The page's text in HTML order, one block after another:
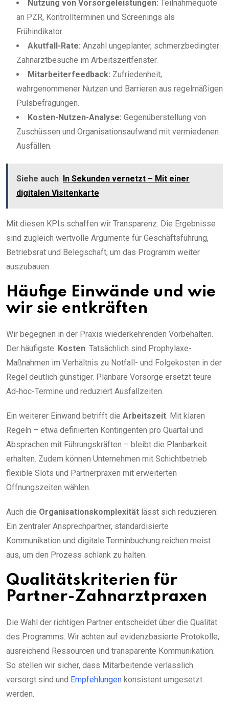
Nutzung von Vorsorgeleistungen: Teilnahmequote
an PZR, Kontrollterminen und Screenings als
Frühindikator.
Akutfall-Rate: Anzahl ungeplanter, schmerzbedingter
Zahnarztbesuche im Arbeitszeitfenster.
Mitarbeiterfeedback: Zufriedenheit,
wahrgenommener Nutzen und Barrieren aus regelmäßigen
Pulsbefragungen.
Kosten-Nutzen-Analyse: Gegenüberstellung von
Zuschüssen und Organisationsaufwand mit vermiedenen
Ausfällen.
Siehe auch
In Sekunden vernetzt – Mit einer
digitalen Visitenkarte
Mit diesen KPIs schaffen wir Transparenz. Die Ergebnisse
sind zugleich wertvolle Argumente für Geschäftsführung,
Betriebsrat und Belegschaft, um das Programm weiter
auszubauen.
Häufige Einwände und wie
wir sie entkräften
Wir begegnen in der Praxis wiederkehrenden Vorbehalten.
Der häufigste: Kosten. Tatsächlich sind Prophylaxe-
Maßnahmen im Verhältnis zu Notfall- und Folgekosten in der
Regel deutlich günstiger. Planbare Vorsorge ersetzt teure
Ad-hoc-Termine und reduziert Ausfallzeiten.
Ein weiterer Einwand betrifft die Arbeitszeit. Mit klaren
Regeln – etwa definierten Kontingenten pro Quartal und
Absprachen mit Führungskräften – bleibt die Planbarkeit
erhalten. Zudem können Unternehmen mit Schichtbetrieb
flexible Slots und Partnerpraxen mit erweiterten
Öffnungszeiten wählen.
Auch die Organisationskomplexität lässt sich reduzieren:
Ein zentraler Ansprechpartner, standardisierte
Kommunikation und digitale Terminbuchung reichen meist
aus, um den Prozess schlank zu halten.
Qualitätskriterien für
Partner-Zahnarztpraxen
Die Wahl der richtigen Partner entscheidet über die Qualität
des Programms. Wir achten auf evidenzbasierte Protokolle,
ausreichend Ressourcen und transparente Kommunikation.
So stellen wir sicher, dass Mitarbeitende verlässlich
versorgt sind und Empfehlungen konsistent umgesetzt
werden.